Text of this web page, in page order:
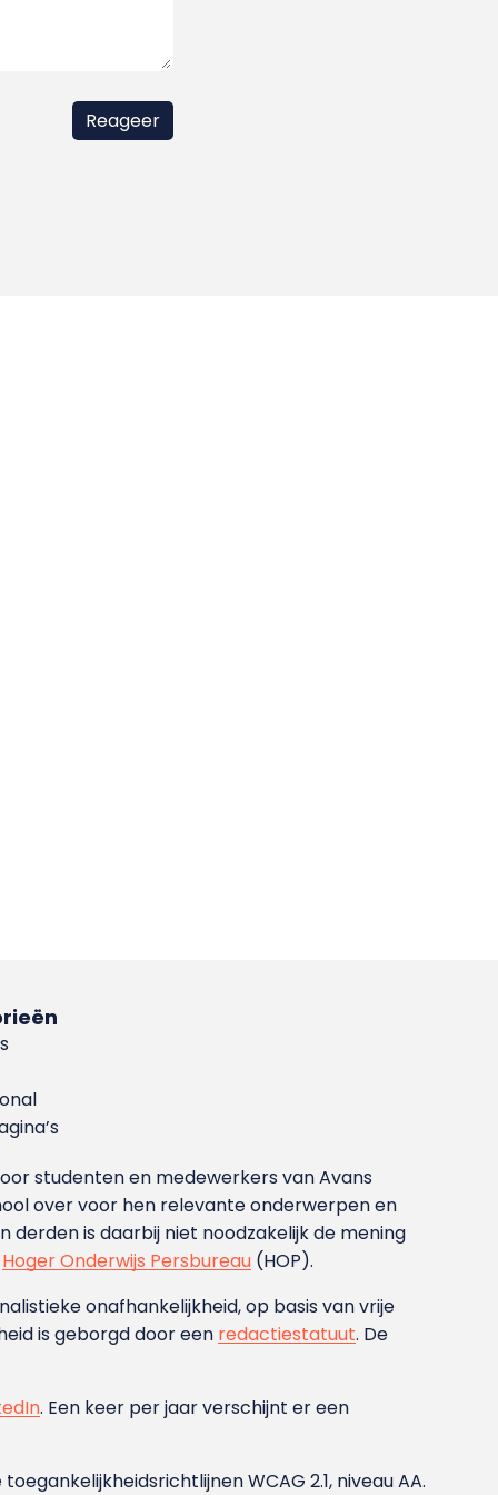
studenten en medewerkers van Avans
over voor hen relevante onderwerpen en
is daarbij niet noodzakelijk de mening
Hoger Onderwijs Persbureau (HOP).
onafhankelijkheid, op basis van vrije
is geborgd door een redactiestatuut. De
. Een keer per jaar verschijnt er een
WCAG 2.1, niveau AA.